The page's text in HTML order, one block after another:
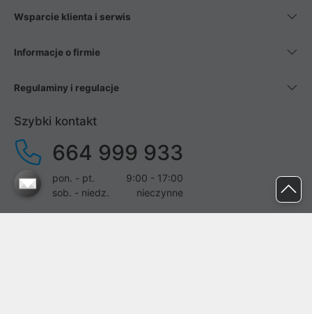
Wsparcie klienta i serwis
Informacje o firmie
Regulaminy i regulacje
Szybki kontakt
664 999 933
pon. - pt.
9:00 - 17:00
sob. - niedz.
nieczynne